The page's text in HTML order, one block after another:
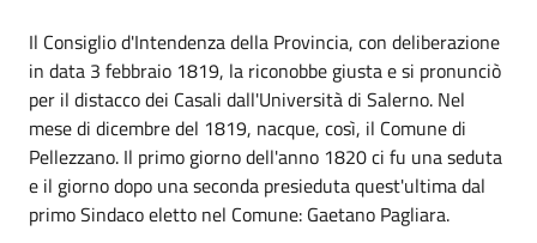
Il Consiglio d'Intendenza della Provincia, con deliberazione
in data 3 febbraio 1819, la riconobbe giusta e si pronunciò
per il distacco dei Casali dall'Università di Salerno. Nel
mese di dicembre del 1819, nacque, così, il Comune di
Pellezzano. Il primo giorno dell'anno 1820 ci fu una seduta
e il giorno dopo una seconda presieduta quest'ultima dal
primo Sindaco eletto nel Comune: Gaetano Pagliara.